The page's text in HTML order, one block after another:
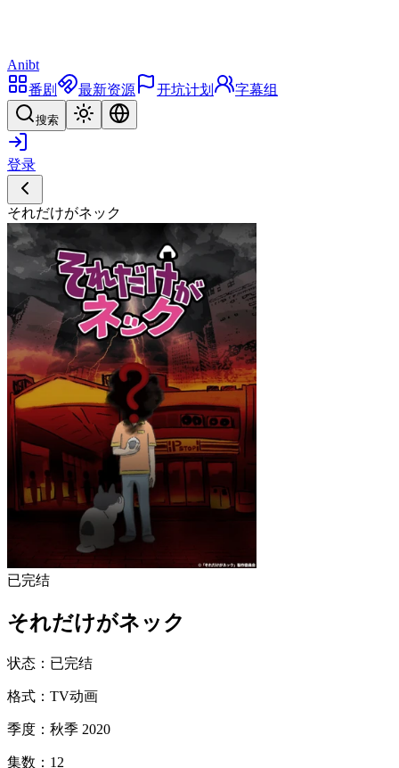
Anibt
番剧
最新资源 开坑计划 字幕组
搜索
登录
それだけがネック
已完结
それだけがネック
状态 ： 已完结
格式 ： TV动画
季度 ： 秋季 2020
集数 ： 12